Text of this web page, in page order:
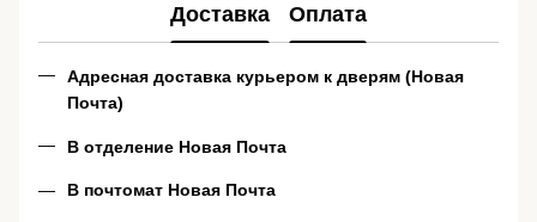
Доставка Оплата
Адресная доставка курьером к дверям (Новая
Почта)
В отделение Новая Почта
В почтомат Новая Почта